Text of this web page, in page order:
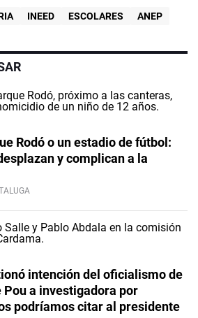
INEED ESCOLARES ANEP
Rodó o un estadio de fútbol:
y complican a la
intención del oficialismo de
a investigadora por
podríamos citar al presidente